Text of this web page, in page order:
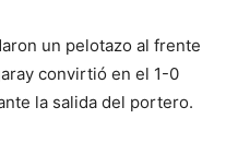
un pelotazo al frente
convirtió en el 1-0
la salida del portero.